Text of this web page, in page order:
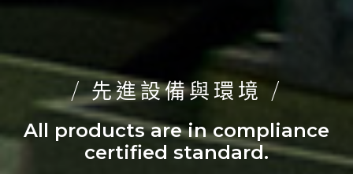
/ 先進設備與環境 /
All products are in compliance
certified standard.